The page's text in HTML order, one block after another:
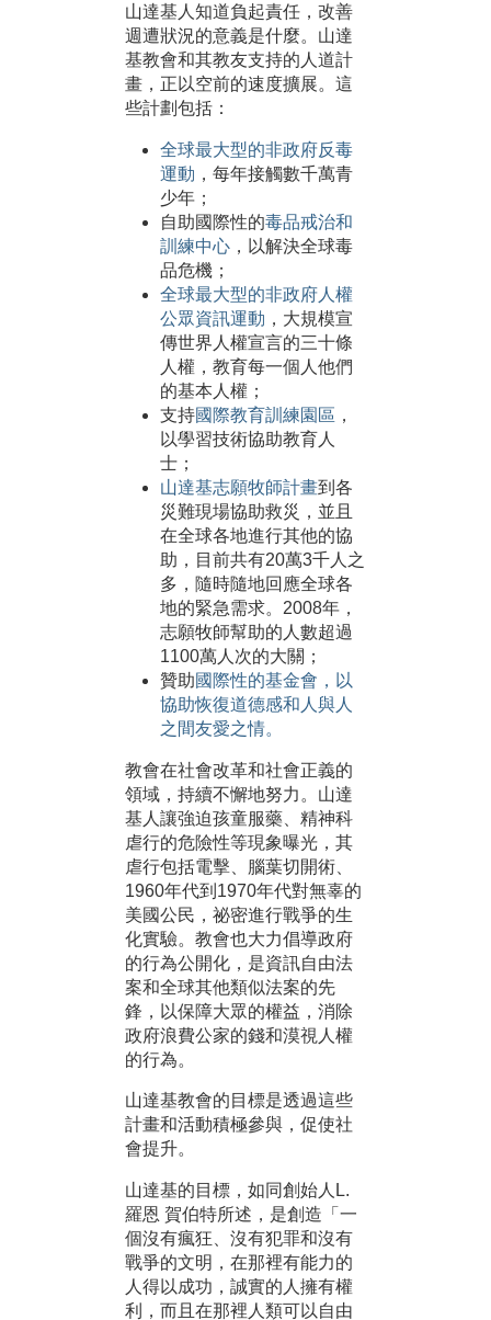
山達基人知道負起責任，改善
週遭狀況的意義是什麼。山達
基教會和其教友支持的人道計
畫，正以空前的速度擴展。這
些計劃包括：
全球最大型的非政府反毒
運動 ，每年接觸數千萬青
少年；
自助國際性的毒品戒治和
訓練中心，以解決全球毒
品危機；
全球最大型的非政府人權
公眾資訊運動 ，大規模宣
傳世界人權宣言的三十條
人權，教育每一個人他們
的基本人權；
支持國際教育訓練園區 ，
以學習技術協助教育人
士；
山達基志願牧師計畫到各
災難現場協助救災，並且
在全球各地進行其他的協
助，目前共有20萬3千人之
多，隨時隨地回應全球各
地的緊急需求。2008年，
志願牧師幫助的人數超過
1100萬人次的大關；
贊助國際性的基金會，以
協助恢復道德感和人與人
之間友愛之情。
教會在社會改革和社會正義的
領域，持續不懈地努力。山達
基人讓強迫孩童服藥、精神科
虐行的危險性等現象曝光，其
虐行包括電擊、腦葉切開術、
1960年代到1970年代對無辜的
美國公民，祕密進行戰爭的生
化實驗。教會也大力倡導政府
的行為公開化，是資訊自由法
案和全球其他類似法案的先
鋒，以保障大眾的權益，消除
政府浪費公家的錢和漠視人權
的行為。
山達基教會的目標是透過這些
計畫和活動積極參與，促使社
會提升。
山達基的目標，如同創始人L.
羅恩 賀伯特所述，是創造「一
個沒有瘋狂、沒有犯罪和沒有
戰爭的文明，在那裡有能力的
人得以成功，誠實的人擁有權
利，而且在那裡人類可以自由